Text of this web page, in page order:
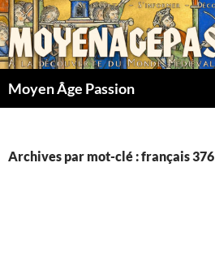
Aller
au
contenu
Moyen Âge Passion
Archives par mot-clé : français 376